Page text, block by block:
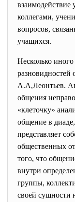
взаимодействие
коллегами,
вопросов,
учащихся.
Несколько
разновидностей
А.А,Леонтьев.
общения
«клеточку»
общение в
представляет
общественных
того, что
внутри
группы,
своей сущности